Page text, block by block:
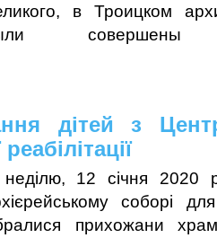
в Троицком
совершены
дітей з
12 січня 2020
соборі для
прихожани